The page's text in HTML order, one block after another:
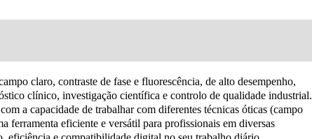
claro, contraste de fase e fluorescência, de alto desempenho,
clínico, investigação científica e controlo de qualidade industrial.
a capacidade de trabalhar com diferentes técnicas óticas (campo
ferramenta eficiente e versátil para profissionais em diversas